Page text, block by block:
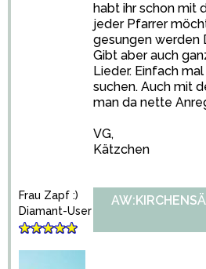
habt ihr schon mit
jeder Pfarrer
gesungen werden
Gibt aber auch
Lieder. Einfach
suchen. Auch mit
man da nette
VG,
Kätzchen
Frau Zapf :)
Diamant-User